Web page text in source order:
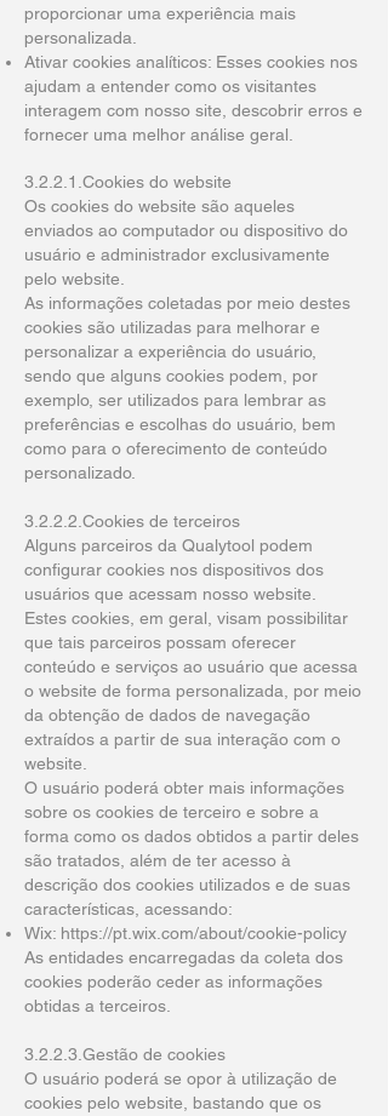
proporcionar uma experiência mais
personalizada.
Ativar cookies analíticos: Esses cookies nos
ajudam a entender como os visitantes
interagem com nosso site, descobrir erros e
fornecer uma melhor análise geral.
3.2.2.1.Cookies do website
Os cookies do website são aqueles
enviados ao computador ou dispositivo do
usuário e administrador exclusivamente
pelo website.
As informações coletadas por meio destes
cookies são utilizadas para melhorar e
personalizar a experiência do usuário,
sendo que alguns cookies podem, por
exemplo, ser utilizados para lembrar as
preferências e escolhas do usuário, bem
como para o oferecimento de conteúdo
personalizado.
3.2.2.2.Cookies de terceiros
Alguns parceiros da Qualytool podem
configurar cookies nos dispositivos dos
usuários que acessam nosso website.
Estes cookies, em geral, visam possibilitar
que tais parceiros possam oferecer
conteúdo e serviços ao usuário que acessa
o website de forma personalizada, por meio
da obtenção de dados de navegação
extraídos a partir de sua interação com o
website.
O usuário poderá obter mais informações
sobre os cookies de terceiro e sobre a
forma como os dados obtidos a partir deles
são tratados, além de ter acesso à
descrição dos cookies utilizados e de suas
características, acessando:
Wix: https://pt.wix.com/about/cookie-policy
As entidades encarregadas da coleta dos
cookies poderão ceder as informações
obtidas a terceiros.
3.2.2.3.Gestão de cookies
O usuário poderá se opor à utilização de
cookies pelo website, bastando que os